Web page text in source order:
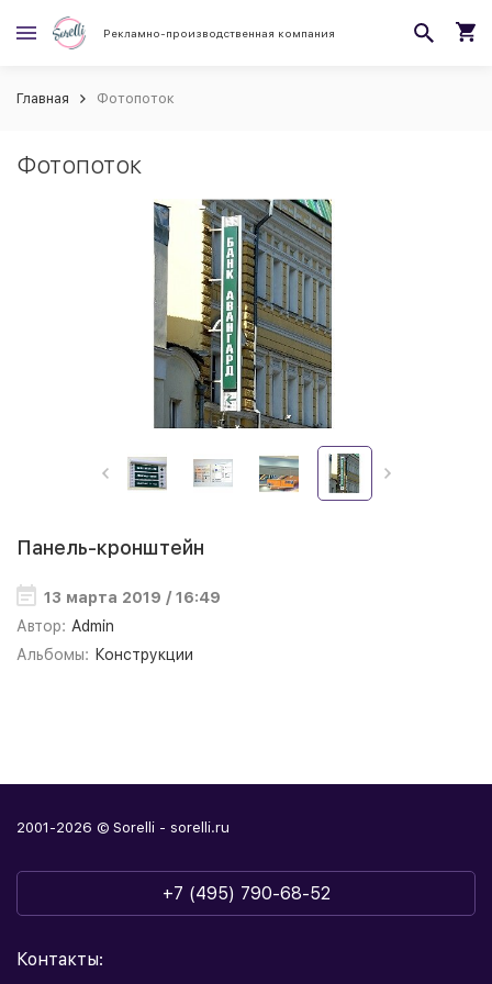
Рекламно-производственная компания
Главная Фотопоток
Фотопоток
Панель-кронштейн
13 марта 2019 / 16:49
Автор: Admin
Альбомы: Конструкции
2001-2026 © Sorelli - sorelli.ru
+7 (495) 790-68-52
Контакты: